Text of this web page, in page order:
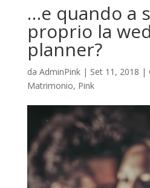
…e quando a
proprio la
planner?
da AdminPink| Set 11, 2018 |
Matrimonio, Pink